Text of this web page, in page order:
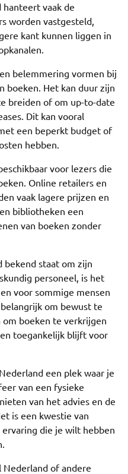
vaak de
worden vastgesteld,
kant kunnen liggen in
belemmering vormen bij
boeken. Het kan duur zijn
breiden of om up-to-date
Dit kan vooral
een beperkt budget of
hebben.
voor lezers die
Online retailers en
vaak lagere prijzen en
bibliotheken een
van boeken zonder
bekend staat om zijn
personeel, is het
voor sommige mensen
om bewust te
boeken te verkrijgen
toegankelijk blijft voor
een plek waar je
van een fysieke
van het advies en de
is een kwestie van
die je wilt hebben
Nederland of andere